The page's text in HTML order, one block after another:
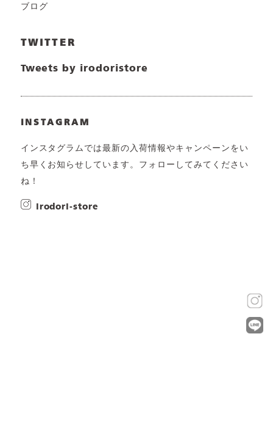
ブログ
TWITTER
Tweets by irodoristore
INSTAGRAM
インスタグラムでは最新の入荷情報やキャンペーンをい
ち早くお知らせしています。フォローしてみてください
ね！
irodori-store